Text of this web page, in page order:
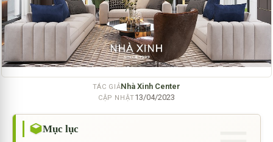
TÁC GIẢNhà Xinh Center
CẬP NHẬT13/04/2023
Mục lục